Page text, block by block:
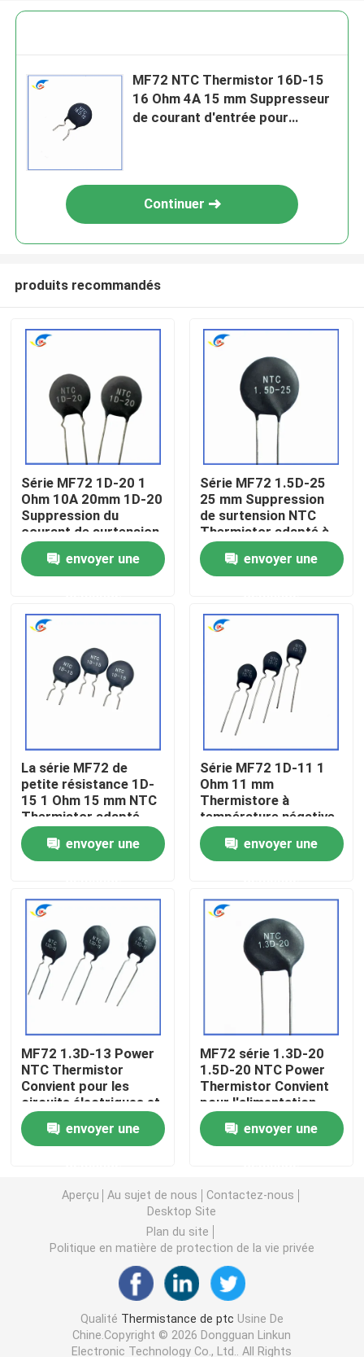
À la maison
Produits
vidéo
À propos de nous
Contrôle de la qualité
Nous contacter
Les affaires
Thermistance de ptc
Puce de chauffage PTC
Thermistors NTC
Thermistance de SMD NTC
Le thermistore NTC de puissance
Capteur de température de NTC
Varistance CMS
MF72 NTC Thermistor 16D-15
16 Ohm 4A 15 mm Suppresseur
de courant d'entrée pour
Continuer
produits recommandés
Série MF72 1D-20 1
Ohm 10A 20mm 1D-20
Suppression du
courant de surtension
NTC Thermistor
adapté à l'alimentation
électrique à haute
envoyer une
Série MF72 1.5D-25
25 mm Suppression
de surtension NTC
Thermistor adapté à
la commutation de
l'alimentation Audio
amplificateur
envoyer une
La série MF72 de
petite résistance 1D-
15 1 Ohm 15 mm NTC
Thermistor adapté
pour la commutation
de l'adaptateur de
puissance
envoyer une
Série MF72 1D-11 1
Ohm 11 mm
Thermistore à
température négative
pour l'alimentation
électriqueenvoyer une
MF72 1.3D-13 Power
NTC Thermistor
Convient pour les
circuits électriques et
les appareils
électroménagers
Suppression du
envoyer une
MF72 série 1.3D-20
1.5D-20 NTC Power
Thermistor Convient
pour l'alimentation
électrique à haute
puissanceenvoyer une
Aperçu Au sujet de nous
Contactez-nous
Desktop Site
Plan du site
Politique en matière de protection de la vie privée
Qualité Thermistance de ptc Usine De
Chine.Copyright © 2026 Dongguan Linkun
Electronic Technology Co., Ltd.. All Rights